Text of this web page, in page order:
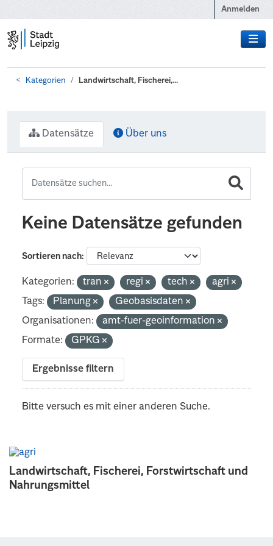
Anmelden
Kategorien Landwirtschaft, Fischerei,...
Landwirtschaft, Fischerei, Forstwirtschaft und
Nahrungsmittel
Datensätze Über uns
Keine Datensätze gefunden
Sortieren nach
Kategorien: tran regi tech
agri
Tags:
Planung
Geobasisdaten
Organisationen:
amt-fuer-geoinformation
Formate:
GPKG
Ergebnisse filtern
Bitte versuch es mit einer anderen Suche.